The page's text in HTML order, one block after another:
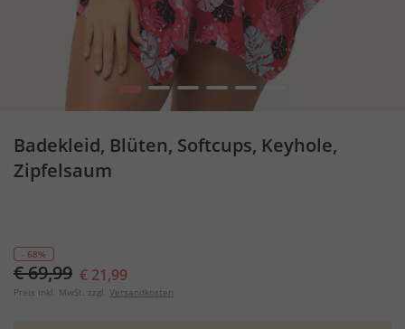
2 3 4 5
Badekleid, Blüten, Softcups, Keyhole,
Zipfelsaum
- 68%
€ 69,99 € 21,99
Preis inkl. MwSt. zzgl. Versandkosten